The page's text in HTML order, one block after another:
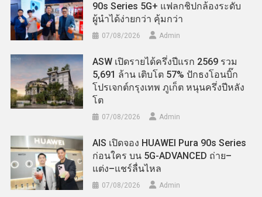
90s Series 5G+ แฟลกชิปกล้องระดับ
ผู้นำได้ง่ายกว่า คุ้มกว่า
07/08/2026 Admin
ASW เปิดรายได้ครึ่งปีแรก 2569 รวม
5,691 ล้าน เติบโต 57% ปักธงโอนบิ๊ก
โปรเจกต์กรุงเทพ ภูเก็ต หนุนครึ่งปีหลัง
โต
07/08/2026 Admin
AIS เปิดจอง HUAWEI Pura 90s Series
ก่อนใคร บน 5G-ADVANCED ถ่าย–
แต่ง–แชร์ลื่นไหล
07/08/2026 Admin